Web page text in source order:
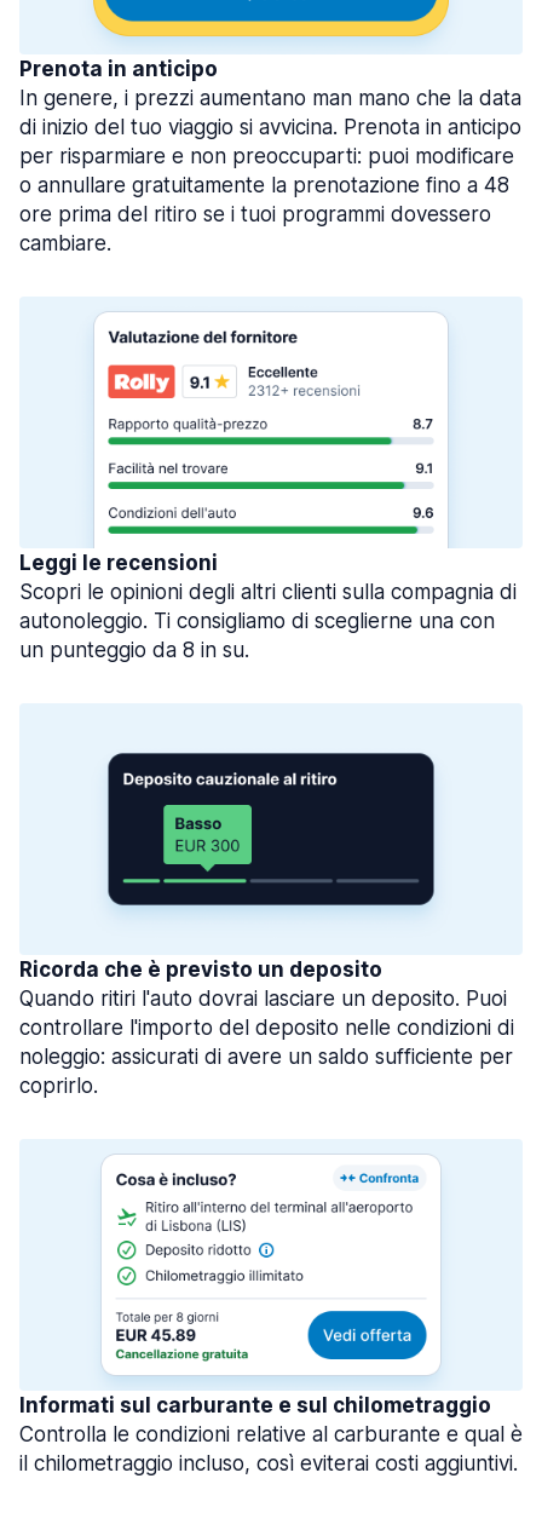
Prenota in anticipo
In genere, i prezzi aumentano man mano che la data
di inizio del tuo viaggio si avvicina. Prenota in anticipo
per risparmiare e non preoccuparti: puoi modificare
o annullare gratuitamente la prenotazione fino a 48
ore prima del ritiro se i tuoi programmi dovessero
cambiare.
Leggi le recensioni
Scopri le opinioni degli altri clienti sulla compagnia di
autonoleggio. Ti consigliamo di sceglierne una con
un punteggio da 8 in su.
Ricorda che è previsto un deposito
Quando ritiri l'auto dovrai lasciare un deposito. Puoi
controllare l'importo del deposito nelle condizioni di
noleggio: assicurati di avere un saldo sufficiente per
coprirlo.
Informati sul carburante e sul chilometraggio
Controlla le condizioni relative al carburante e qual è
il chilometraggio incluso, così eviterai costi aggiuntivi.